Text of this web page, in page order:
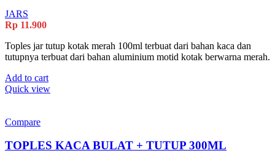
JARS
Rp 11.900
Toples jar tutup kotak merah 100ml terbuat dari bahan kaca dan
tutupnya terbuat dari bahan aluminium motid kotak berwarna merah.
Add to cart
Quick view
Compare
TOPLES KACA BULAT + TUTUP 300ML